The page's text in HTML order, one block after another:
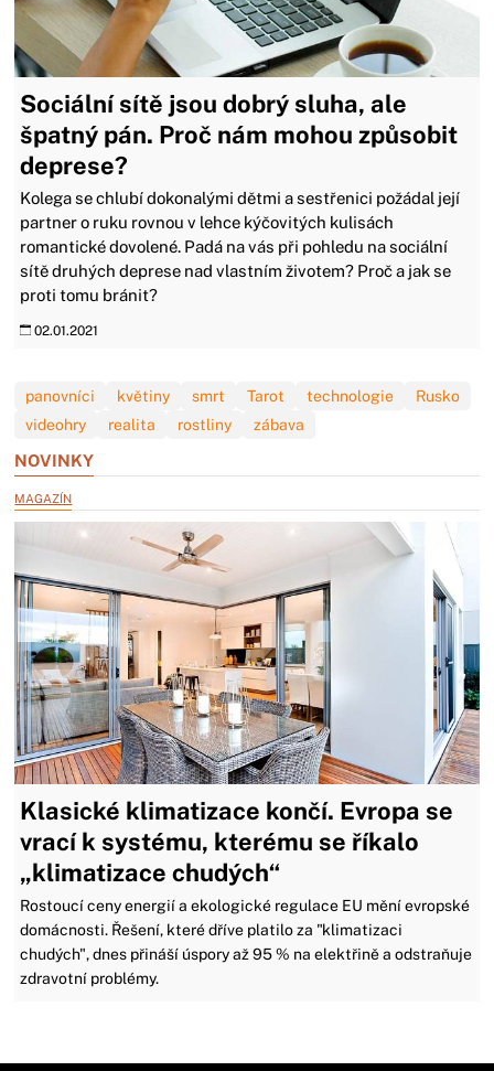
Sociální sítě jsou dobrý sluha, ale
špatný pán. Proč nám mohou způsobit
deprese?
Kolega se chlubí dokonalými dětmi a sestřenici požádal její
partner o ruku rovnou v lehce kýčovitých kulisách
romantické dovolené. Padá na vás při pohledu na sociální
sítě druhých deprese nad vlastním životem? Proč a jak se
proti tomu bránit?
02.01.2021
panovníci květiny smrt Tarot technologie
Rusko
videohry
realita rostliny zábava
NOVINKY
MAGAZÍN
Klasické klimatizace končí. Evropa se
vrací k systému, kterému se říkalo
„klimatizace chudých“
Rostoucí ceny energií a ekologické regulace EU mění evropské
domácnosti. Řešení, které dříve platilo za "klimatizaci
chudých", dnes přináší úspory až 95 % na elektřině a odstraňuje
zdravotní problémy.